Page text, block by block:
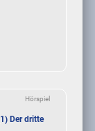
Hörspiel
Der dritte